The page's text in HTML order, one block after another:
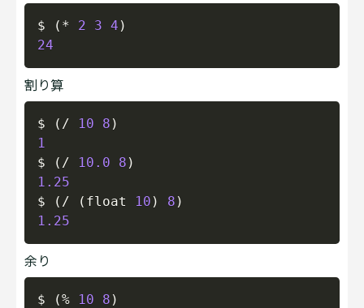
$ ( * 2 3 4 )
24
割り算
$ ( / 10 8 )
1
$
( / 10.0 8 )
1.25
$
( / ( float 10 ) 8 )
1.25
余り
$ (% 10 8 )